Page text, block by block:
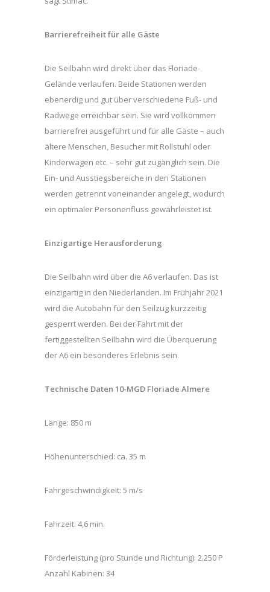
Barrierefreiheit für alle Gäste
Die Seilbahn wird direkt über das Floriade-
Gelände verlaufen. Beide Stationen werden
ebenerdig und gut über verschiedene Fuß- und
Radwege erreichbar sein. Sie wird vollkommen
barrierefrei ausgeführt und für alle Gäste – auch
ältere Menschen, Besucher mit Rollstuhl oder
Kinderwagen etc. – sehr gut zugänglich sein. Die
Ein- und Ausstiegsbereiche in den Stationen
werden getrennt voneinander angelegt, wodurch
ein optimaler Personenfluss gewährleistet ist.
Einzigartige Herausforderung
Die Seilbahn wird über die A6 verlaufen. Das ist
einzigartig in den Niederlanden. Im Frühjahr 2021
wird die Autobahn für den Seilzug kurzzeitig
gesperrt werden. Bei der Fahrt mit der
fertiggestellten Seilbahn wird die Überquerung
der A6 ein besonderes Erlebnis sein.
Technische Daten 10-MGD Floriade Almere
Länge: 850 m
Höhenunterschied: ca. 35 m
Fahrgeschwindigkeit: 5 m/s
Fahrzeit: 4,6 min.
Förderleistung (pro Stunde und Richtung): 2.250 P
Anzahl Kabinen: 34